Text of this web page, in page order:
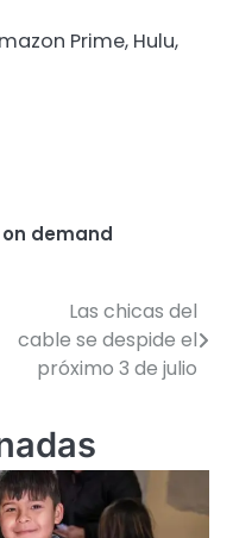
Prime, Hulu,
demand
Las chicas del
cable se despide el
próximo 3 de julio